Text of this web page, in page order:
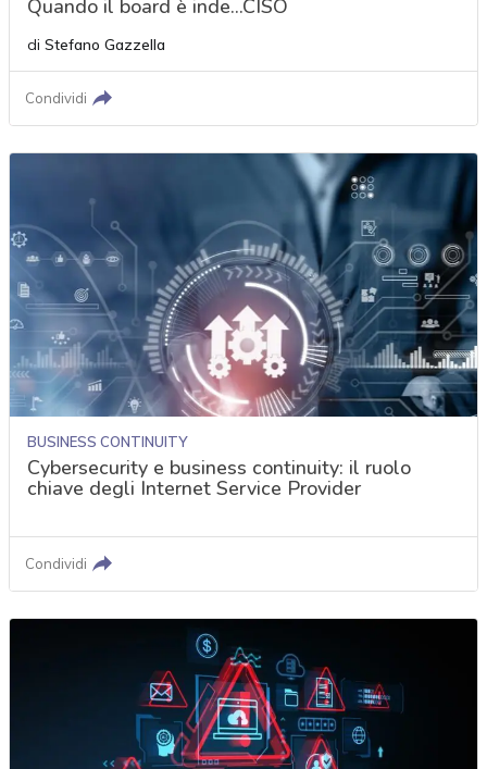
Quando il board è inde...CISO
di Stefano Gazzella
Condividi
BUSINESS CONTINUITY
Cybersecurity e business continuity: il ruolo
chiave degli Internet Service Provider
Condividi